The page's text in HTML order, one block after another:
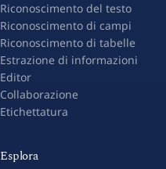
Riconoscimento del testo
Riconoscimento di campi
Riconoscimento di tabelle
Estrazione di informazioni
Editor
Collaborazione
Etichettatura
Esplora